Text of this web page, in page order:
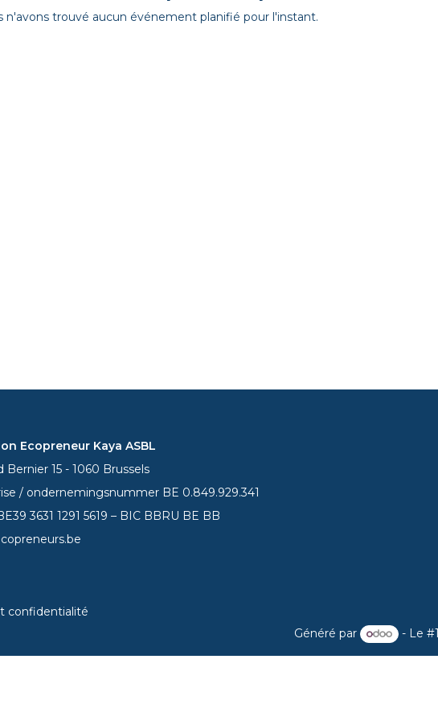
n'avons trouvé aucun événement planifié pour l'instant.
Ecopreneur Kaya ASBL
Bernier 15 - 1060 Brussels
/ ondernemingsnummer BE 0.849.929.341
3631 1291 5619 – BIC BBRU BE BB
confidentialité
Généré par - Le #1